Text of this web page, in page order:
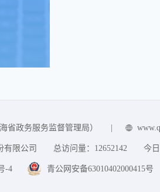
省政务服务监督管理局）
有限公司 总访问量： 12652142 今
-4 青公网安备63010402000415号